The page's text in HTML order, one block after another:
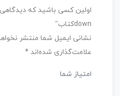
نشانی ایمیل شما منتشر نخواهد شد.
علامت‌گذاری شده‌اند*
امتیاز شما